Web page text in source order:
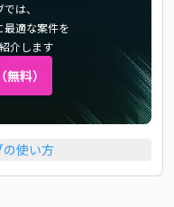
は、
最適な案件を
介します
料）
の使い方